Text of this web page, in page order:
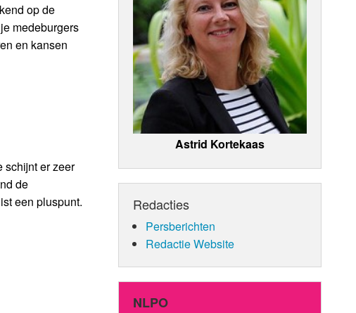
op de
medeburgers
en kansen
schijnt er zeer
de
een pluspunt.
Astrid Kortekaas
Redacties
Persberichten
Redactie Website
NLPO